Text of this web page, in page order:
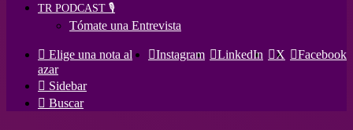
TR PODCAST 🎙️
Tómate una Entrevista
Facebook
X
LinkedIn
Instagram
Elige una nota al
azar
Sidebar
Buscar